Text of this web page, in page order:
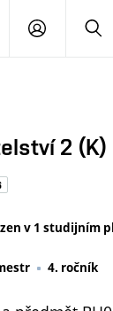
PŘIHLÁSIT
2 (K)
v 1 studijním
4. ročník